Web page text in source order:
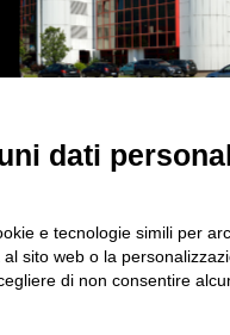
dati
e tecnologie simili per
sito web o la
di non consentire